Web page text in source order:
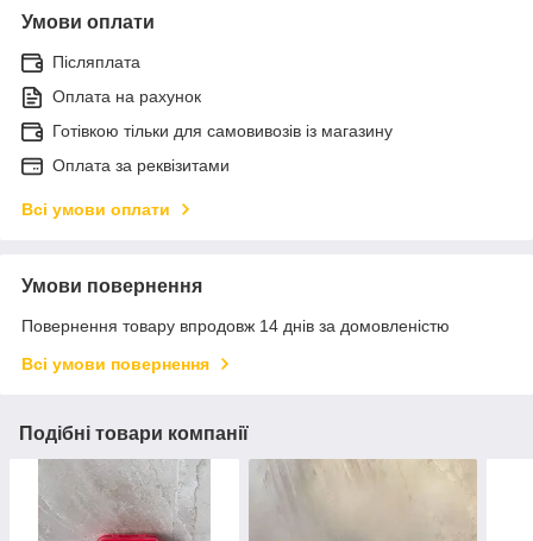
Умови оплати
Післяплата
Оплата на рахунок
Готівкою тільки для самовивозів із магазину
Оплата за реквізитами
Всі умови оплати
Умови повернення
Повернення товару впродовж 14 днів за домовленістю
Всі умови повернення
Подібні товари компанії